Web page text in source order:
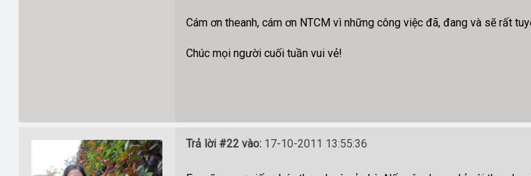
Cám ơn theanh, cám ơn NTCM vì những công việc đã, đang và sẽ rất
Chúc mọi người cuối tuần vui vẻ!
Trả lời #22 vào:17-10-2011 13:55:36